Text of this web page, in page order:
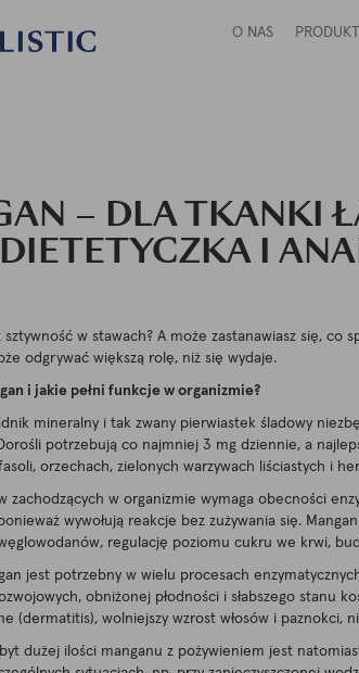
O NAS
– DLA TKANKI
I
sztywność w stawach? A może zastanawiasz się,
odgrywać większą rolę, niż się wydaje.
i jakie pełni funkcje w organizmie?
mineralny i tak zwany pierwiastek śladowy
potrzebują co najmniej 3 mg dziennie, a
orzechach, zielonych warzywach liściastych i
zachodzących w organizmie wymaga obecności
wywołują reakcje bez zużywania się.
regulację poziomu cukru we krwi,
jest potrzebny w wielu procesach
obniżonej płodności i słabszego stanu
(dermatitis), wolniejszy wzrost włosów i
dużej ilości manganu z pożywieniem jest